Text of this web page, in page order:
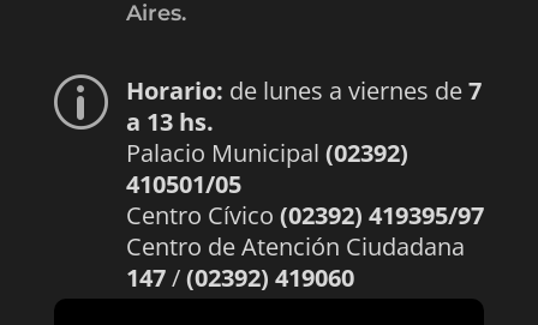
Aires.
p Horario: de lunes a viernes de7
a 13 hs.
Palacio Municipal (02392)
410501/05
Centro Cívico (02392) 419395/97
Centro de Atención Ciudadana
147/(02392) 419060